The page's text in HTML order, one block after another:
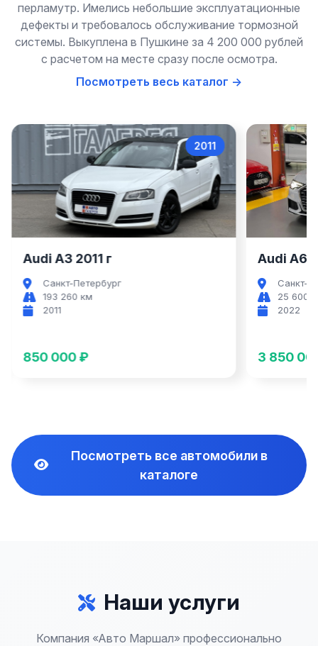
перламутр. Имелись небольшие эксплуатационные
дефекты и требовалось обслуживание тормозной
системы. Выкуплена в Пушкине за 4 200 000 рублей
с расчетом на месте сразу после осмотра.
Посмотреть весь каталог →
Audi A3
2011
Audi A3 2011 г
Санкт-Петербург
193 260 км
2011
850 000 ₽
Audi A6
Санкт-
25 600
2022
3 850
Посмотреть все автомобили в
каталоге
Наши услуги
Компания «Авто Маршал» профессионально